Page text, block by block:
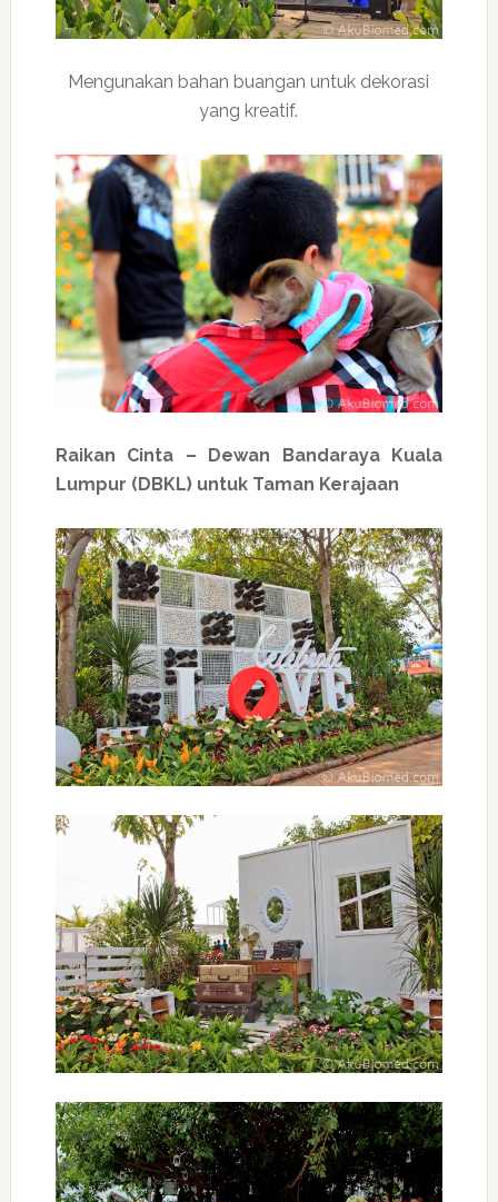
Mengunakan bahan buangan untuk dekorasi
yang kreatif.
Raikan Cinta – Dewan Bandaraya Kuala
Lumpur (DBKL) untuk Taman Kerajaan